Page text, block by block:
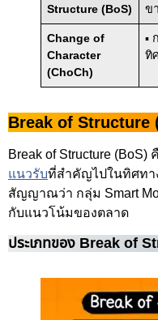
Structure (BoS)
ข
Change of
Character
(ChoCh)
▪
ทิ
Break of Structure
Break of Structure
แนวรับที่สำคัญไปในทิศทา
สัญญาณว่า กลุ่ม Smart
กับแนวโน้มของตลาด
ประเภทของ Break of